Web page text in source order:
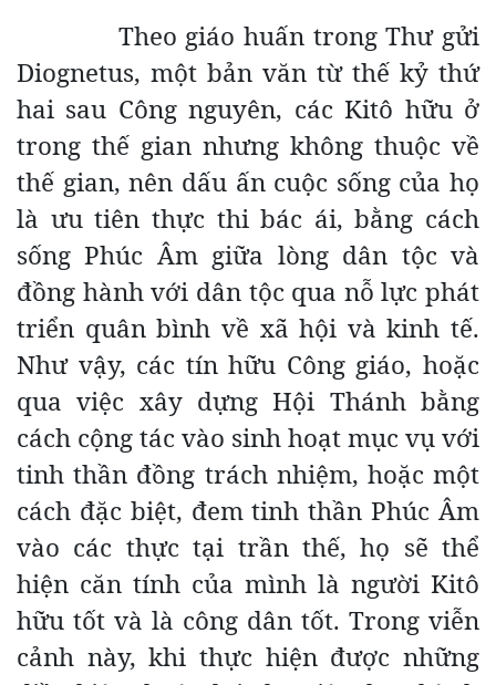
Theo giáo huấn trong Thư gửi
Diognetus, một bản văn từ thế kỷ thứ
hai sau Công nguyên, các Kitô hữu ở
trong thế gian nhưng không thuộc về
thế gian, nên dấu ấn cuộc sống của họ
là ưu tiên thực thi bác ái, bằng cách
sống Phúc Âm giữa lòng dân tộc và
đồng hành với dân tộc qua nỗ lực phát
triển quân bình về xã hội và kinh tế.
Như vậy, các tín hữu Công giáo, hoặc
qua việc xây dựng Hội Thánh bằng
cách cộng tác vào sinh hoạt mục vụ với
tinh thần đồng trách nhiệm, hoặc một
cách đặc biệt, đem tinh thần Phúc Âm
vào các thực tại trần thế, họ sẽ thể
hiện căn tính của mình là người Kitô
hữu tốt và là công dân tốt. Trong viễn
cảnh này, khi thực hiện được những